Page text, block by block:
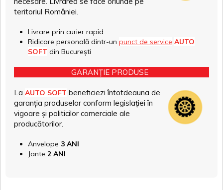
teritoriul României.
Livrare prin curier rapid
Ridicare personală dintr-un punct de service AUTO
SOFT din București
GARANȚIE PRODUSE
La AUTO SOFT beneficiezi întotdeauna de
garanția produselor conform legislației în
vigoare și politicilor comerciale ale
producătorilor.
Anvelope 3 ANI
Jante 2 ANI